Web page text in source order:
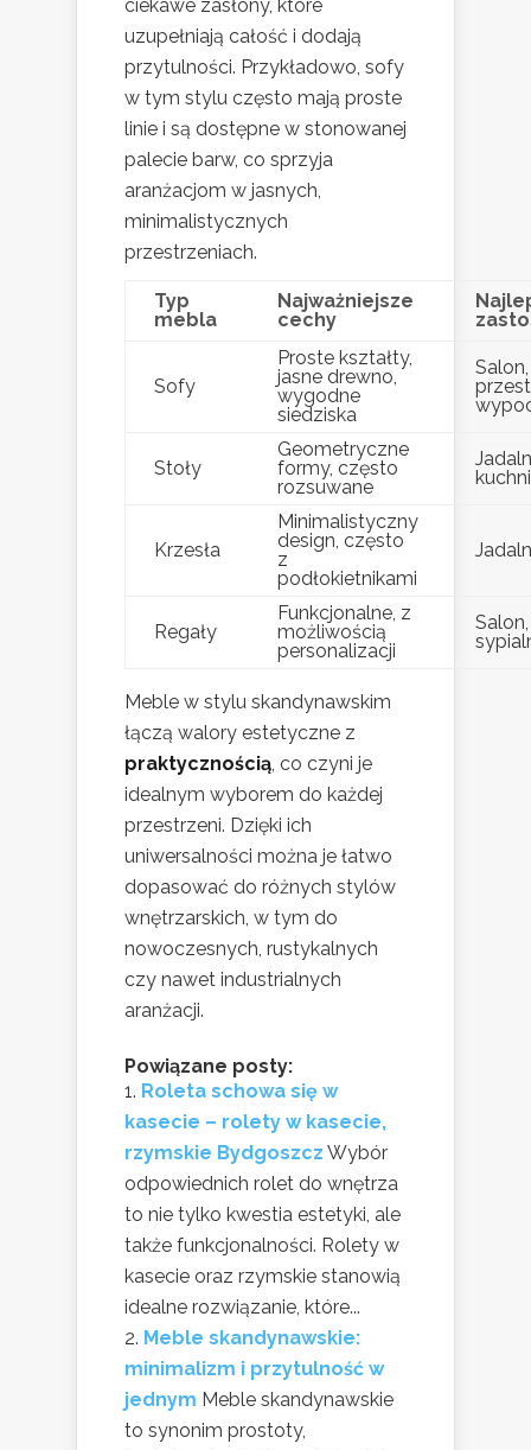
ciekawe zasłony, które
uzupełniają całość i dodają
przytulności. Przykładowo, sofy
w tym stylu często mają proste
linie i są dostępne w stonowanej
palecie barw, co sprzyja
aranżacjom w jasnych,
minimalistycznych
przestrzeniach.
Typ
mebla
Najważniejsze
cechy
Sofy
Proste kształty,
jasne drewno,
wygodne
siedziska
Salon,
Stoły
Geometryczne
formy, często
rozsuwane
Krzesła
Minimalistyczny
design, często
z
podłokietnikami
Regały
Funkcjonalne, z
możliwością
personalizacji
Meble w stylu skandynawskim
łączą walory estetyczne z
praktycznością, co czyni je
idealnym wyborem do każdej
przestrzeni. Dzięki ich
uniwersalności można je łatwo
dopasować do różnych stylów
wnętrzarskich, w tym do
nowoczesnych, rustykalnych
czy nawet industrialnych
aranżacji.
Powiązane posty:
Roleta schowa się w
kasecie – rolety w kasecie,
rzymskie Bydgoszcz Wybór
odpowiednich rolet do wnętrza
to nie tylko kwestia estetyki, ale
także funkcjonalności. Rolety w
kasecie oraz rzymskie stanowią
idealne rozwiązanie, które...
Meble skandynawskie:
minimalizm i przytulność w
jednym Meble skandynawskie
to synonim prostoty,